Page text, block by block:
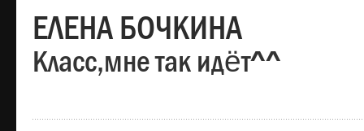
ЕЛЕНА БОЧКИНА
Класс,мне так идёт^^